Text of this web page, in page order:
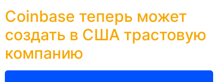
Coinbase теперь может
создать в США трастовую
компанию